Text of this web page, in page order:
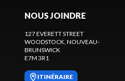
NOUS JOINDRE
127 EVERETT STREET
WOODSTOCK , NOUVEAU-
BRUNSWICK
E7M 3R1
ITINÉRAIRE